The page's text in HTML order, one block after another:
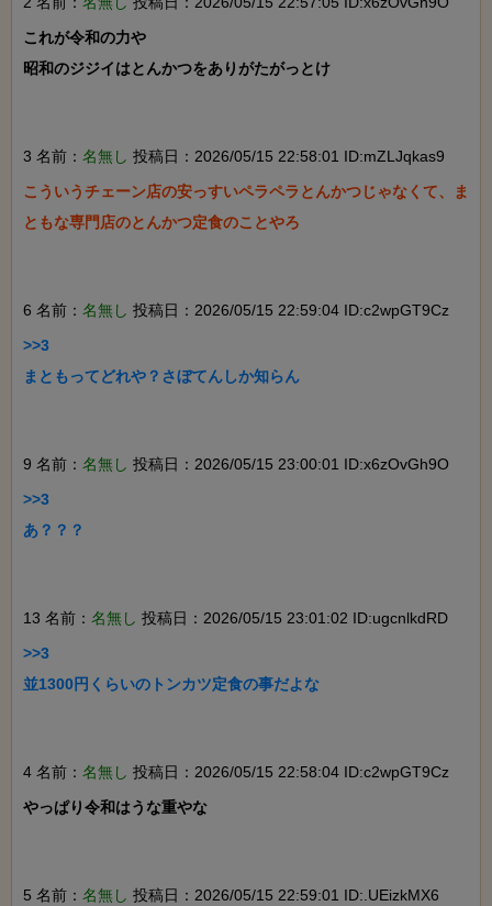
これが令和の力や
昭和のジジイはとんかつをありがたがっとけ
3 名前： 名無し 投稿日：2026/05/15 22:58:01 ID:mZLJqkas9
こういうチェーン店の安っすいペラペラとんかつじゃなくて、ま
ともな専門店のとんかつ定食のことやろ
6 名前： 名無し 投稿日：2026/05/15 22:59:04 ID:c2wpGT9Cz
>>3
まともってどれや？さぼてんしか知らん
9 名前： 名無し 投稿日：2026/05/15 23:00:01 ID:x6zOvGh9O
>>3
あ？？？
13 名前： 名無し 投稿日：2026/05/15 23:01:02 ID:ugcnlkdRD
>>3
並1300円くらいのトンカツ定食の事だよな
4 名前： 名無し 投稿日：2026/05/15 22:58:04 ID:c2wpGT9Cz
やっぱり令和はうな重やな
5 名前： 名無し 投稿日：2026/05/15 22:59:01 ID:.UEizkMX6